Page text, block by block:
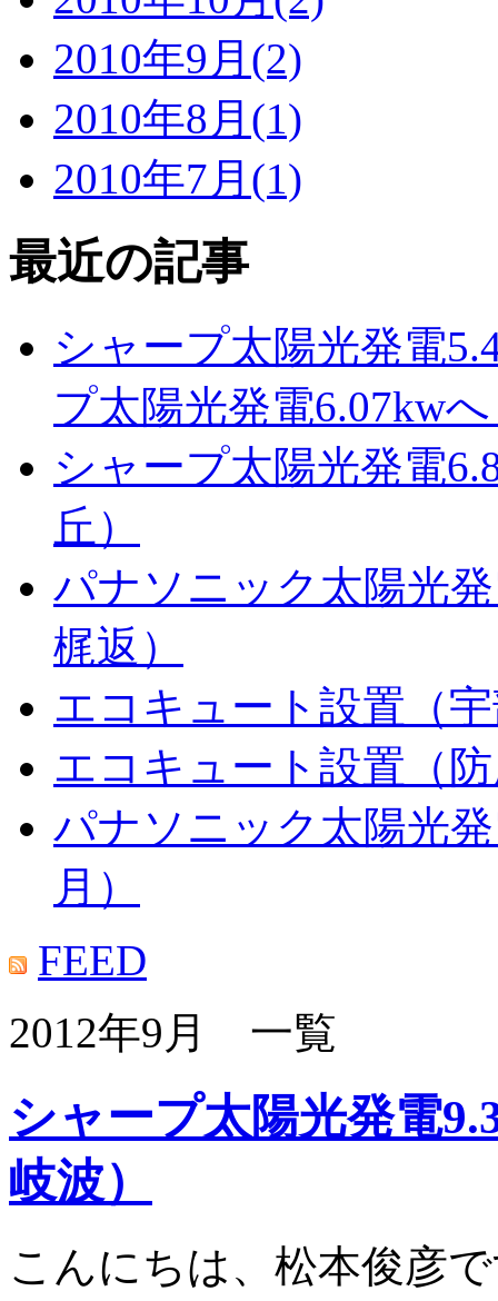
2010年9月(2)
2010年8月(1)
2010年7月(1)
最近の記事
シャープ太陽光発電
プ太陽光発電6.07kw
シャープ太陽光発電
丘）
パナソニック太陽光
梶返）
エコキュート設置（
エコキュート設置（
パナソニック太陽光
月）
FEED
2012年9月 一覧
シャープ太陽光発電
岐波）
こんにちは、松本俊彦